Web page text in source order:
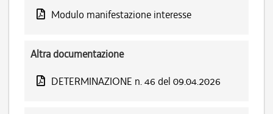
Modulo manifestazione interesse
Altra documentazione
DETERMINAZIONE n. 46 del 09.04.2026